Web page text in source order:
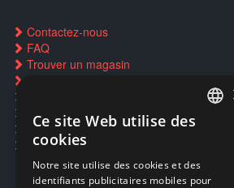
Contactez-nous
FAQ
Trouver un magasin
Restauration CD griffés
Réparations & SAV
Smartpoints
Ce site Web utilise des
cookies
Notre site utilise des cookies et des
identifiants publicitaires mobiles pour